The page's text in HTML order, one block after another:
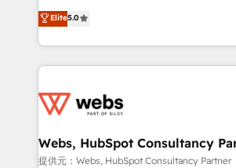
Execution • 750+ onboardings and
implementations • Deep expertise
BBD Boom is the HubSpot partner
to HubSpot Better. We work with your
solve all your HubSpot challenges
adoption, sales process and
the first time 🔧 Designing and
and build using HubSpot 🔌
with other systems 🎓 Training your
Elite5.0
Webs, HubSpot Consultancy
提供元：Webs, HubSpot Consultancy Partner